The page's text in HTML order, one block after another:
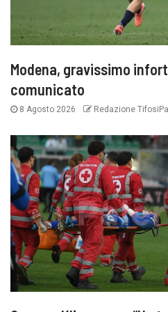
Modena, gravissimo
comunicato
8 Agosto 2026 Redazione